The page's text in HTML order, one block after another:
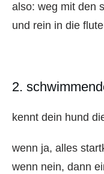
also: weg mit den
und rein in die
2.
kennt dein hund
wenn ja, alles
wenn nein, dann